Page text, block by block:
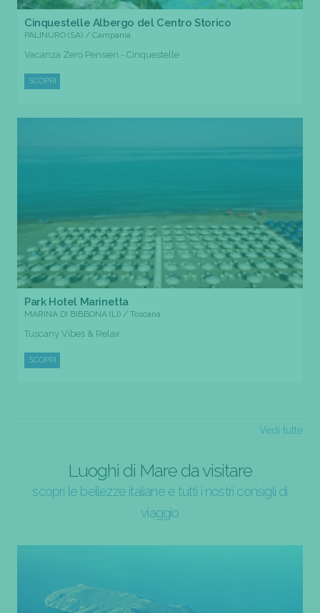
Cinquestelle Albergo del Centro Storico
PALINURO (SA) / Campania
Vacanza Zero Pensieri - Cinquestelle
SCOPRI
Park Hotel Marinetta
MARINA DI BIBBONA (LI) / Toscana
Tuscany Vibes & Relax
SCOPRI
Vedi tutte
Luoghi di Mare da visitare
scopri le bellezze italiane e tutti i nostri consigli di
viaggio